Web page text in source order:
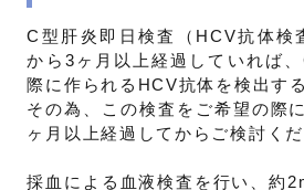
C型肝炎即日検査（HCV抗体検
から3ヶ月以上経過していれば
際に作られるHCV抗体を検出す
その為、この検査をご希望の際
ヶ月以上経過してからご検討くだ
採血による血液検査を行い、約